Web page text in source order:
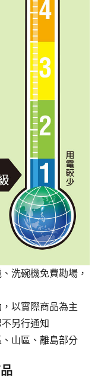
洗碗機免費勘場 ，
以實際商品為主
另行通知
山區、離島部分